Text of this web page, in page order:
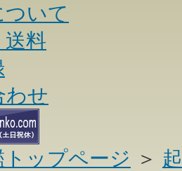
いて
送料
わせ
ップページ ＞